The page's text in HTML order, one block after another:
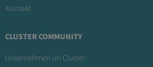
Kontakt
CLUSTER COMMUNITY
Unternehmen im Cluster